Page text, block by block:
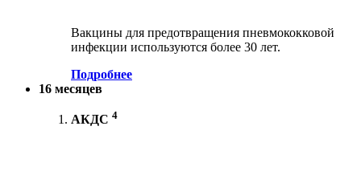
Вакцины для предотвращения пневмококковой
инфекции используются более 30 лет.
Подробнее
16 месяцев
АКДС 4